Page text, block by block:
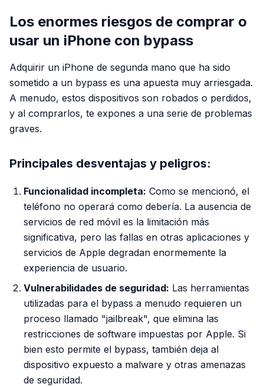
Los enormes riesgos de comprar o
usar un iPhone con bypass
Adquirir un iPhone de segunda mano que ha sido
sometido a un bypass es una apuesta muy arriesgada.
A menudo, estos dispositivos son robados o perdidos,
y al comprarlos, te expones a una serie de problemas
graves.
Principales desventajas y peligros:
Funcionalidad incompleta: Como se mencionó, el
teléfono no operará como debería. La ausencia de
servicios de red móvil es la limitación más
significativa, pero las fallas en otras aplicaciones y
servicios de Apple degradan enormemente la
experiencia de usuario.
Vulnerabilidades de seguridad: Las herramientas
utilizadas para el bypass a menudo requieren un
proceso llamado "jailbreak", que elimina las
restricciones de software impuestas por Apple. Si
bien esto permite el bypass, también deja al
dispositivo expuesto a malware y otras amenazas
de seguridad.